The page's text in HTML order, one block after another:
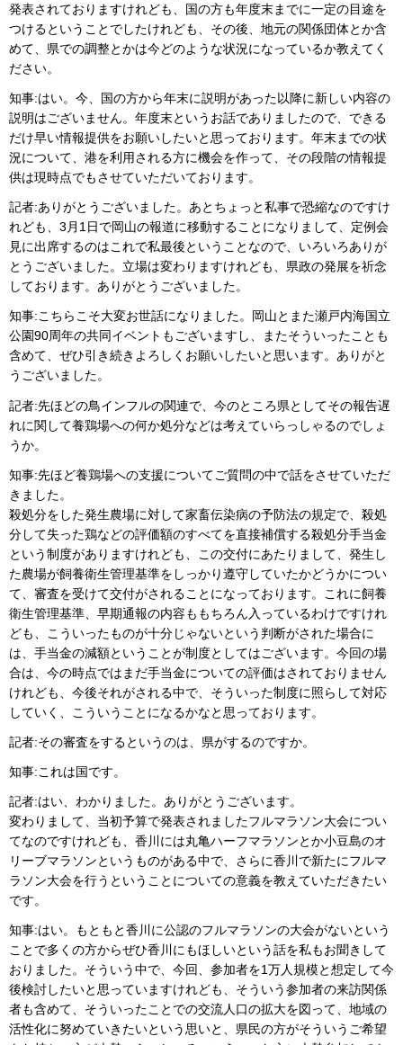
発表されておりますけれども、国の方も年度末までに一定の目途を
つけるということでしたけれども、その後、地元の関係団体とか含
めて、県での調整とかは今どのような状況になっているか教えてく
ださい。
知事:はい。今、国の方から年末に説明があった以降に新しい内容の
説明はございません。年度末というお話でありましたので、できる
だけ早い情報提供をお願いしたいと思っております。年末までの状
況について、港を利用される方に機会を作って、その段階の情報提
供は現時点でもさせていただいております。
記者:ありがとうございました。あとちょっと私事で恐縮なのですけ
れども、3月1日で岡山の報道に移動することになりまして、定例会
見に出席するのはこれで私最後ということなので、いろいろありが
とうございました。立場は変わりますけれども、県政の発展を祈念
しております。ありがとうございました。
知事:こちらこそ大変お世話になりました。岡山とまた瀬戸内海国立
公園90周年の共同イベントもございますし、またそういったことも
含めて、ぜひ引き続きよろしくお願いしたいと思います。ありがと
うございました。
記者:先ほどの鳥インフルの関連で、今のところ県としてその報告遅
れに関して養鶏場への何か処分などは考えていらっしゃるのでしょ
うか。
知事:先ほど養鶏場への支援についてご質問の中で話をさせていただ
きました。
殺処分をした発生農場に対して家畜伝染病の予防法の規定で、殺処
分して失った鶏などの評価額のすべてを直接補償する殺処分手当金
という制度がありますけれども、この交付にあたりまして、発生し
た農場が飼養衛生管理基準をしっかり遵守していたかどうかについ
て、審査を受けて交付がされることになっております。これに飼養
衛生管理基準、早期通報の内容ももちろん入っているわけですけれ
ども、こういったものが十分じゃないという判断がされた場合に
は、手当金の減額ということが制度としてはございます。今回の場
合は、今の時点ではまだ手当金についての評価はされておりません
けれども、今後それがされる中で、そういった制度に照らして対応
していく、こういうことになるかなと思っております。
記者:その審査をするというのは、県がするのですか。
知事:これは国です。
記者:はい、わかりました。ありがとうございます。
変わりまして、当初予算で発表されましたフルマラソン大会につい
てなのですけれども、香川には丸亀ハーフマラソンとか小豆島のオ
リーブマラソンというものがある中で、さらに香川で新たにフルマ
ラソン大会を行うということについての意義を教えていただきたい
です。
知事:はい。もともと香川に公認のフルマラソンの大会がないという
ことで多くの方からぜひ香川にもほしいという話を私もお聞きして
おりました。そういう中で、今回、参加者を1万人規模と想定して今
後検討したいと思っていますけれども、そういう参加者の来訪関係
者も含めて、そういったことでの交流人口の拡大を図って、地域の
活性化に努めていきたいという思いと、県民の方がそういうご希望